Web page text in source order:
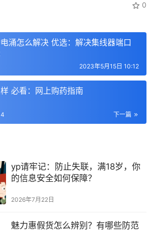
0
涌怎么解决 优选：解决集线器端口
2023年5月15日 10:12
必看：网上购药指南
下一篇
yp请牢记：防止失联，满18岁，你
的信息安全如何保障？
2026年7月22日
魅力惠假货怎么辨别？有哪些防范